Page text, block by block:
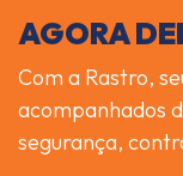
AGORA
Com a Rastro,
acompanhados
segurança,